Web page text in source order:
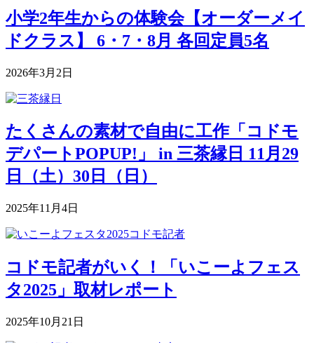
小学2年生からの体験会【オーダーメイ
ドクラス】 6・7・8月 各回定員5名
2026年3月2日
たくさんの素材で自由に工作「コドモ
デパートPOPUP!」 in 三茶縁日 11月29
日（土）30日（日）
2025年11月4日
コドモ記者がいく！「いこーよフェス
タ2025」取材レポート
2025年10月21日